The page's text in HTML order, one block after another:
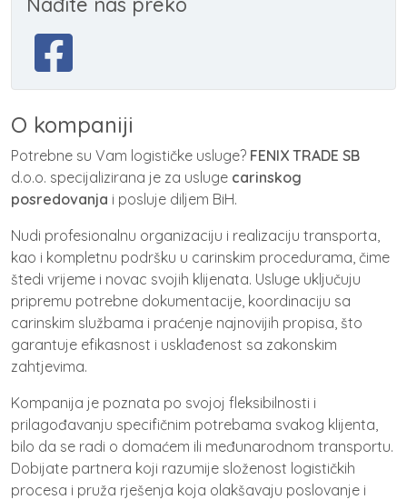
O kompaniji
Potrebne su Vam logističke usluge? FENIX TRADE SB
d.o.o. specijalizirana je za usluge carinskog
posredovanja i posluje diljem BiH.
Nudi profesionalnu organizaciju i realizaciju transporta,
kao i kompletnu podršku u carinskim procedurama, čime
štedi vrijeme i novac svojih klijenata. Usluge uključuju
pripremu potrebne dokumentacije, koordinaciju sa
carinskim službama i praćenje najnovijih propisa, što
garantuje efikasnost i usklađenost sa zakonskim
zahtjevima.
Kompanija je poznata po svojoj fleksibilnosti i
prilagođavanju specifičnim potrebama svakog klijenta,
bilo da se radi o domaćem ili međunarodnom transportu.
Dobijate partnera koji razumije složenost logističkih
procesa i pruža rješenja koja olakšavaju poslovanje i